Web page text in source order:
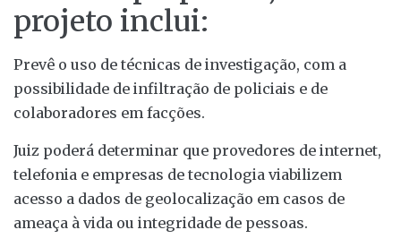
projeto inclui:
Prevê o uso de técnicas de investigação, com a
possibilidade de infiltração de policiais e de
colaboradores em facções.
Juiz poderá determinar que provedores de internet,
telefonia e empresas de tecnologia viabilizem
acesso a dados de geolocalização em casos de
ameaça à vida ou integridade de pessoas.